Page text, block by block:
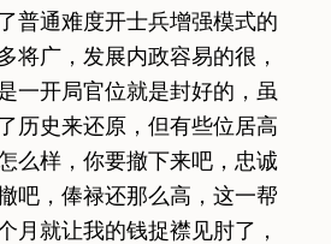
通难度开士兵增强模式的
将广，发展内政容易的很，
一开局官位就是封好的，虽
历史来还原，但有些位居高
么样，你要撤下来吧，忠诚
吧，俸禄还那么高，这一帮
月就让我的钱捉襟见肘了，